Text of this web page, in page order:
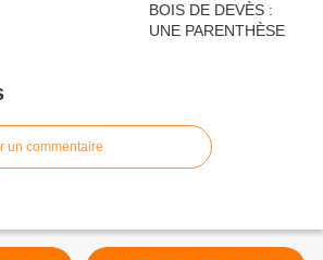
un commentaire